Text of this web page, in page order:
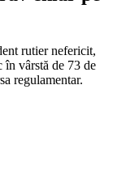
rutier nefericit,
în vârstă de 73 de
regulamentar.